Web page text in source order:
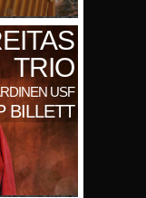
TRIO
USF
BILLETT